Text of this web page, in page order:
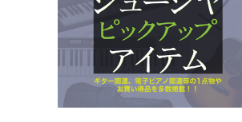
ウクレレ
ギター関連小物
アンプ
エフェクター
ライフスタイルグッズ